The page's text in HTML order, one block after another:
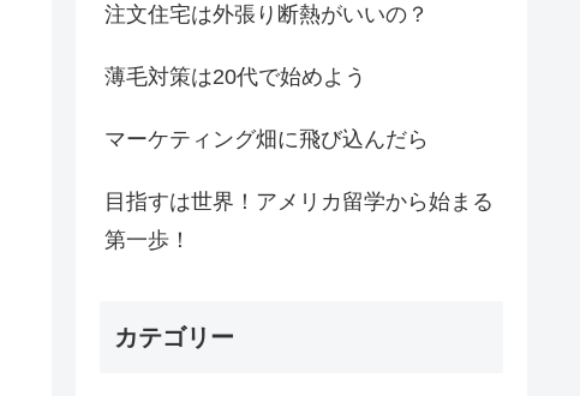
注文住宅は外張り断熱がいいの？
薄毛対策は20代で始めよう
マーケティング畑に飛び込んだら
目指すは世界！アメリカ留学から始まる
第一歩！
カテゴリー